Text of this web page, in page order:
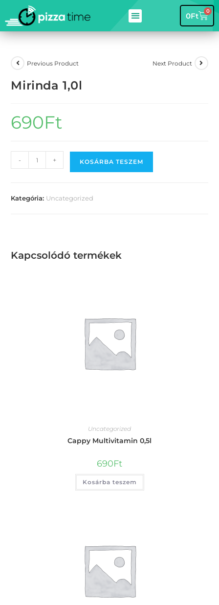
0Ft 0
Previous Product Next Product
Mirinda 1,0l
690Ft
- + KOSÁRBA TESZEM
Kategória: Uncategorized
Kapcsolódó termékek
Uncategorized
Cappy Multivitamin 0,5l
690Ft
Kosárba teszem